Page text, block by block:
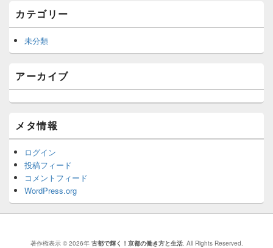
カテゴリー
未分類
アーカイブ
メタ情報
ログイン
投稿フィード
コメントフィード
WordPress.org
著作権表示 © 2026年 古都で輝く！京都の働き方と生活. All Rights Reserved.